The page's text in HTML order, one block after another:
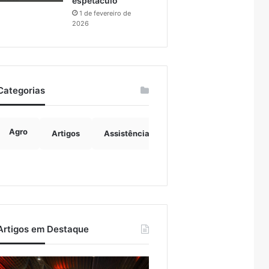
1 de fevereiro de
2026
Agro Artigos Assistência Social
em Destaque
Importação